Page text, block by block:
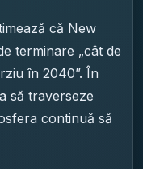
că New
terminare „cât de
în 2040”. În
să traverseze
continuă să